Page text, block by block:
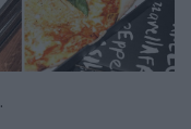
.